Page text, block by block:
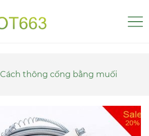
Cách thông cống bằng muối